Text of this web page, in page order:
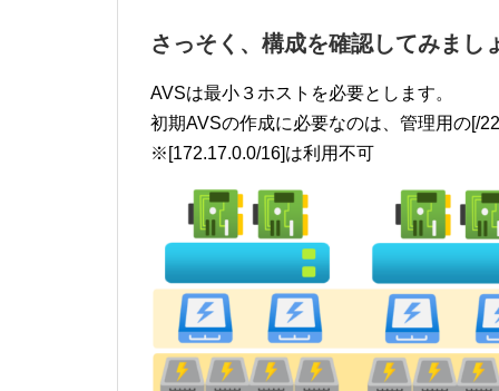
さっそく、構成を確認してみまし
AVSは最小３ホストを必要とします。
初期AVSの作成に必要なのは、管理用の[/
※[172.17.0.0/16]は利用不可